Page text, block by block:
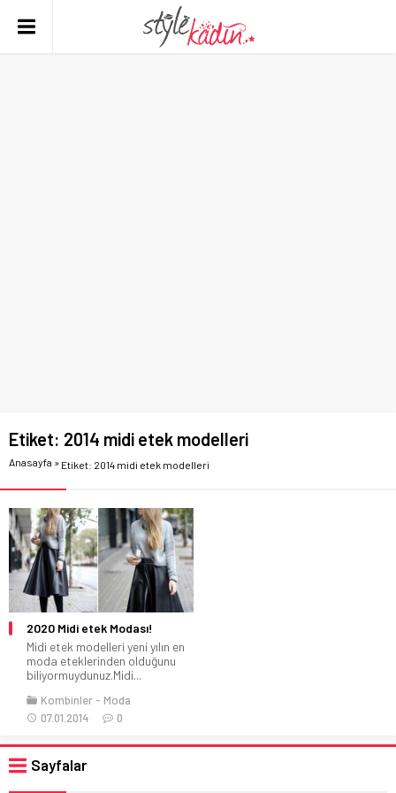
Etiket: 2014 midi etek modelleri
Anasayfa » Etiket: 2014 midi etek modelleri
2020 Midi etek Modası!
Midi etek modelleri yeni yılın en
moda eteklerinden olduğunu
biliyormuydunuz.Midi...
Kombinler
Moda
07.01.2014
0
Sayfalar